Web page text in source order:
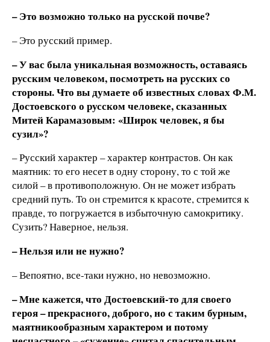
– Это возможно только на русской почве?
– Это русский пример.
–У вас была уникальная возможность, оставаясь
русским человеком, посмотреть на русских со
стороны. Что вы думаете об известных словах Ф.М.
Достоевского о русском человеке, сказанных
Митей Карамазовым: «Широк человек, я бы
сузил»?
– Русский характер – характер контрастов. Он как
маятник: то его несет в одну сторону, то с той же
силой – в противоположную. Он не может избрать
средний путь. То он стремится к красоте, стремится к
правде, то погружается в избыточную самокритику.
Сузить? Наверное, нельзя.
–Нельзя или не нужно?
– Вепоятно, все-таки нужно, но невозможно.
–Мне кажется, что Достоевский-то для своего
героя– прекрасного, доброго, но с таким бурным,
маятникообразным характером ипотому